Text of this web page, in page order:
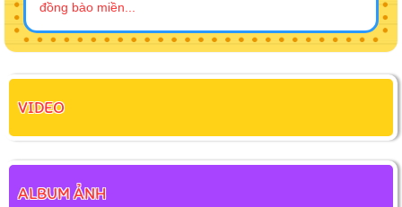
đồng bào miền...
VIDEO
ALBUM ẢNH